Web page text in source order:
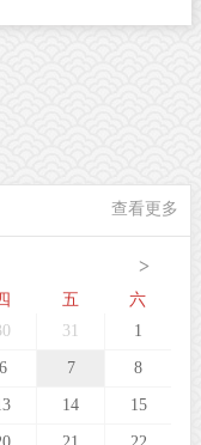
刊《细胞》（Cell）
快速三维病理技术平
合快速组织透明化技
病理成像周期漫长的
查看更多
>
五 六
31 1
6 7 8
14 15